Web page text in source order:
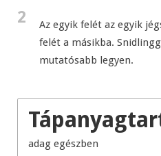
2
Az egyik felét az egyik
felét a másikba.
mutatósabb legyen.
adag egészben